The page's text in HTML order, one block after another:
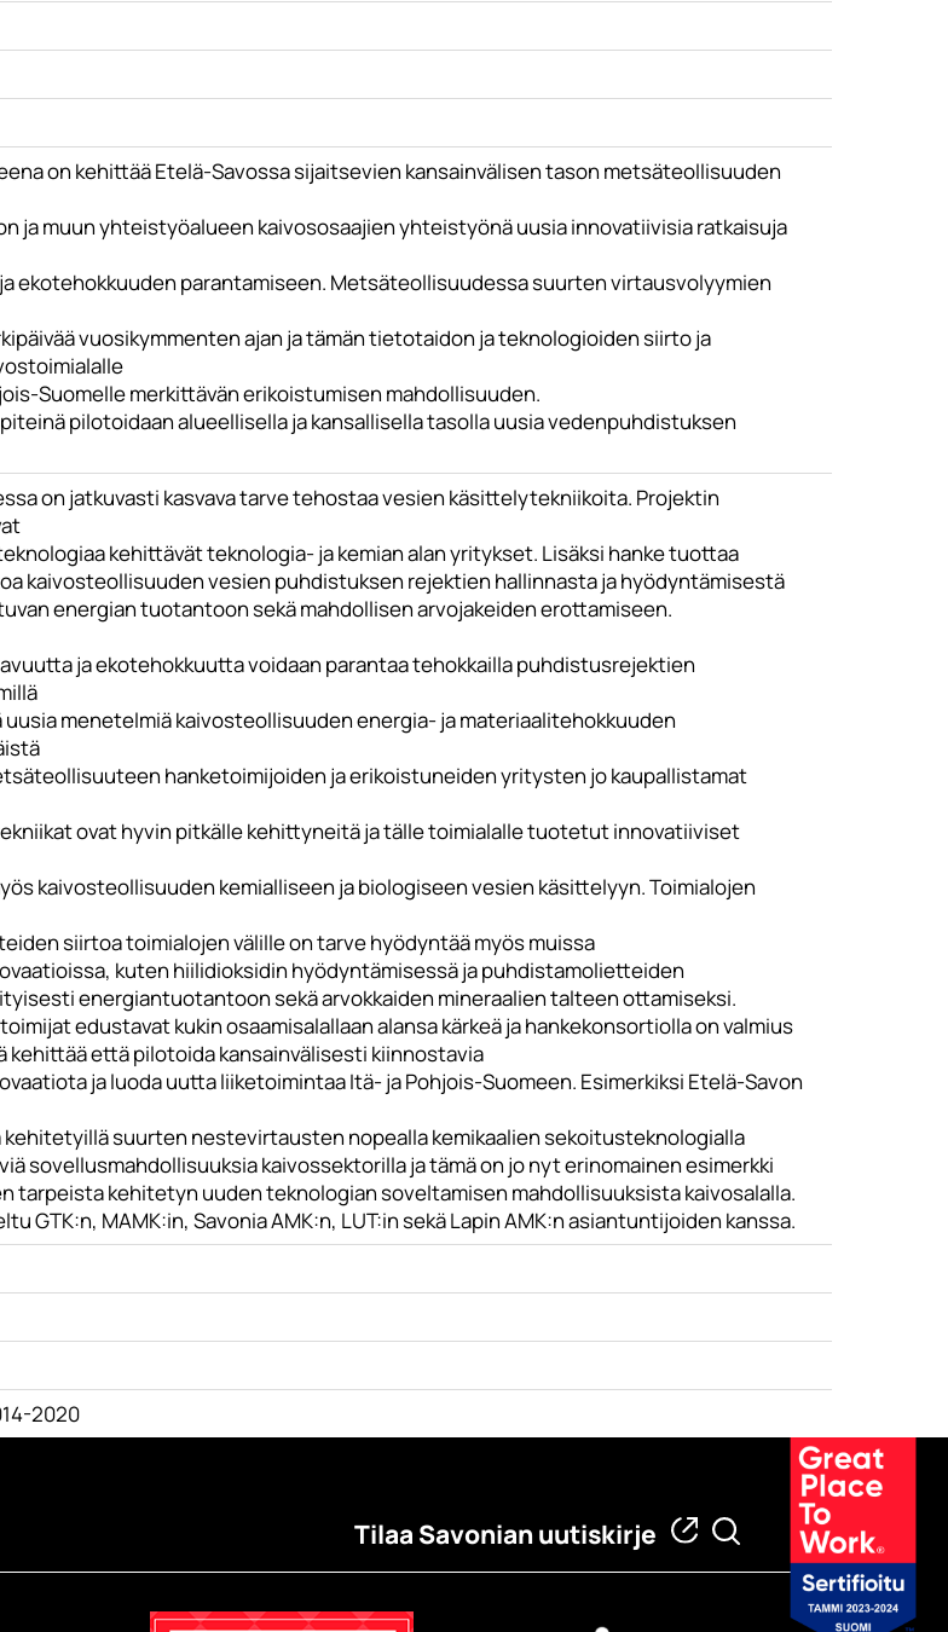
on kehittää Etelä-Savossa sijaitsevien kansainvälisen tason metsäteollisuuden
ja muun yhteistyöalueen kaivososaajien yhteistyönä uusia innovatiivisia ratkaisuja
ekotehokkuuden parantamiseen. Metsäteollisuudessa suurten virtausvolyymien
vuosikymmenten ajan ja tämän tietotaidon ja teknologioiden siirto ja
Suomelle merkittävän erikoistumisen mahdollisuuden.
pilotoidaan alueellisella ja kansallisella tasolla uusia vedenpuhdistuksen
on jatkuvasti kasvava tarve tehostaa vesien käsittelytekniikoita. Projektin
kehittävät teknologia- ja kemian alan yritykset. Lisäksi hanke tuottaa
kaivosteollisuuden vesien puhdistuksen rejektien hallinnasta ja hyödyntämisestä
energian tuotantoon sekä mahdollisen arvojakeiden erottamiseen.
ja ekotehokkuutta voidaan parantaa tehokkailla puhdistusrejektien
uusia menetelmiä kaivosteollisuuden energia- ja materiaalitehokkuuden
hanketoimijoiden ja erikoistuneiden yritysten jo kaupallistamat
ovat hyvin pitkälle kehittyneitä ja tälle toimialalle tuotetut innovatiiviset
kaivosteollisuuden kemialliseen ja biologiseen vesien käsittelyyn. Toimialojen
siirtoa toimialojen välille on tarve hyödyntää myös muissa
kuten hiilidioksidin hyödyntämisessä ja puhdistamolietteiden
energiantuotantoon sekä arvokkaiden mineraalien talteen ottamiseksi.
edustavat kukin osaamisalallaan alansa kärkeä ja hankekonsortiolla on valmius
kehittää että pilotoida kansainvälisesti kiinnostavia
ja luoda uutta liiketoimintaa Itä- ja Pohjois-Suomeen. Esimerkiksi Etelä-Savon
kehitetyillä suurten nestevirtausten nopealla kemikaalien sekoitusteknologialla
sovellusmahdollisuuksia kaivossektorilla ja tämä on jo nyt erinomainen esimerkki
tarpeista kehitetyn uuden teknologian soveltamisen mahdollisuuksista kaivosalalla.
GTK:n, MAMK:in, Savonia AMK:n, LUT:in sekä Lapin AMK:n asiantuntijoiden kanssa.
2020
Tilaa Savonian uutiskirje